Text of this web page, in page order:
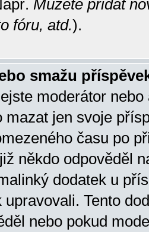
Můžete přidat
fóru, atd.).
smažu
moderátor
mazat jen svoje
času po
někdo odpověděl
dodatek u
Tento
nebo pokud